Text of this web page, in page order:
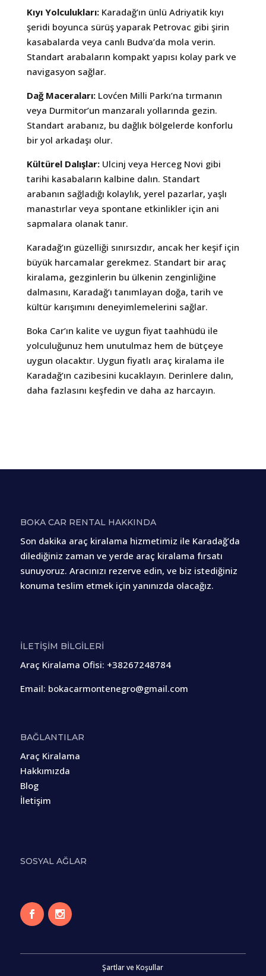
Kıyı Yolculukları:Karadağ’ın ünlü Adriyatik kıyı
şeridi boyunca sürüş yaparak Petrovac gibi şirin
kasabalarda veya canlı Budva’da mola verin.
Standart arabaların kompakt yapısı kolay park ve
navigasyon sağlar.
Dağ Maceraları:Lovćen Milli Parkı’na tırmanın
veya Durmitor’un manzaralı yollarında gezin.
Standart arabanız, bu dağlık bölgelerde konforlu
bir yol arkadaşı olur.
Kültürel Dalışlar:Ulcinj veya Herceg Novi gibi
tarihi kasabaların kalbine dalın. Standart
arabanın sağladığı kolaylık, yerel pazarlar, yaşlı
manastırlar veya spontane etkinlikler için ani
sapmalara olanak tanır.
Karadağ’ın güzelliği sınırsızdır, ancak her keşif için
büyük harcamalar gerekmez. Standart bir araç
kiralama, gezginlerin bu ülkenin zenginliğine
dalmasını, Karadağ’ı tanımlayan doğa, tarih ve
kültür karışımını deneyimlemelerini sağlar.
Boka Car’ın kalite ve uygun fiyat taahhüdü ile
yolculuğunuz hem unutulmaz hem de bütçeye
uygun olacaktır. Uygun fiyatlı araç kiralama ile
Karadağ’ın cazibesini kucaklayın. Derinlere dalın,
daha fazlasını keşfedin ve daha az harcayın.
BOKA CAR RENTAL HAKKINDA
Son dakika araç kiralama hizmetimiz ile Karadağ’da
dilediğiniz zaman ve yerde araç kiralama fırsatı
sunuyoruz. Aracınızı rezerve edin, ve biz istediğiniz
konuma teslim etmek için yanınızda olacağız.
İLETİŞİM BİLGİLERİ
Araç Kiralama Ofisi: +38267248784
Email: bokacarmontenegro@gmail.com
BAĞLANTILAR
Araç Kiralama
Hakkımızda
Blog
İletişim
SOSYAL AĞLAR
Şartlar ve Koşullar